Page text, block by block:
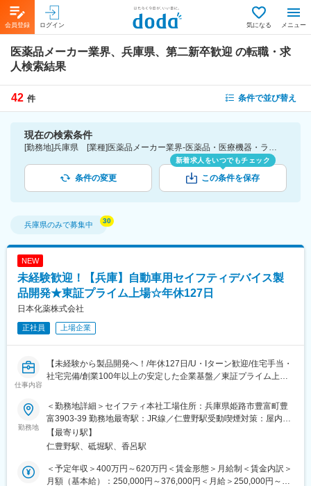
会員登録 ログイン 気になる メニュー
医薬品メーカー業界、兵庫県、第二新卒歓迎 の転職・求
人検索結果
42 件 条件で並び替え
現在の検索条件
[勤務地]兵庫県 [業種]医薬品メーカー業界-医薬品・医療機器・ライフサイエンス・医療系サービス [詳細条件](募集・採用情報)第二新卒歓迎
条件の変更
新着求人をいつでもチェック
この条件を保存
兵庫県のみで募集中
NEW
未経験歓迎！【兵庫】自動車用セイフティデバイス製
品開発★東証プライム上場☆年休127日
日本化薬株式会社
正社員 上場企業
仕事内容
【未経験から製品開発へ！/年休127日/U・Iターン歓迎/住宅手当・
社宅完備/創業100年以上の安定した企業基盤／東証プライム上
■業務内容：
セイフティシステムズ事業のインフレータ新製品開発にて、下記
の業務をお任せします。
ご経験に合わせて、まずは当社製品・開発の技術を学んで頂き将
来的に1人で製品をご担当頂いたり、リーダー候補となり製品を束
ねて頂くまでご担当頂けます
勤務地
＜勤務地詳細＞セイフティ本社工場住所：兵庫県姫路市豊富町豊
富3903-39 勤務地最寄駅：JR線／仁豊野駅受動喫煙対策：屋内全
面禁煙変更の範囲：会社の定める事業所
【最寄り駅】
仁豊野駅、砥堀駅、香呂駅
＜予定年収＞400万円～620万円＜賃金形態＞月給制＜賃金内訳＞
月額（基本給）：250,000円～376,000円＜月給＞250,000円～